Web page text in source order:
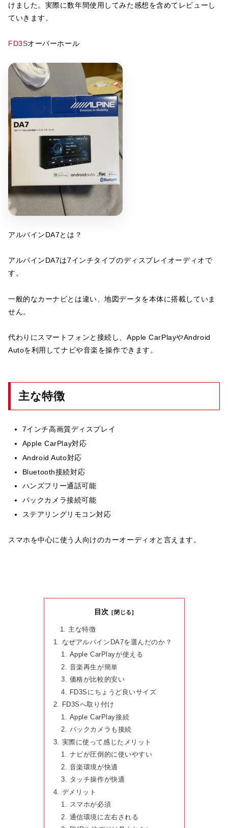
けました。実際に数年間使用してみた感想を含めてレビューし
ていきます。
FD3Sオーバーホール
アルパインDA7とは？
アルパインDA7は7インチタイプのディスプレイオーディオで
す。
一般的なカーナビとは違い、地図データを本体に搭載していま
せん。
代わりにスマートフォンと接続し、Apple CarPlayやAndroid
Autoを利用してナビや音楽を操作できます。
主な特徴
7インチ高画質ディスプレイ
Apple CarPlay対応
Android Auto対応
Bluetooth接続対応
ハンズフリー通話可能
バックカメラ接続可能
ステアリングリモコン対応
スマホを中心に使う人向けのカーオーディオと言えます。
目次
主な特徴
なぜアルパインDA7を選んだのか？
Apple CarPlayが使える
音楽再生が簡単
価格が比較的安い
FD3Sにちょうど良いサイズ
FD3Sへ取り付け
Apple CarPlay接続
バックカメラも接続
実際に使って感じたメリット
ナビが圧倒的に使いやすい
音楽環境が快適
タッチ操作が快適
デメリット
スマホが必須
通信環境に左右される